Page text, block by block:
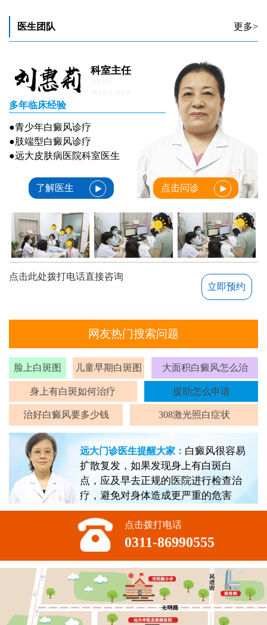
医生团队 更多>
科室主任
多年临床经验
●青少年白癜风诊疗
●肢端型白癜风诊疗
●远大皮肤病医院科室医生
了解医生 点击问诊
点击此处拨打电话直接咨询
立即预约
网友热门搜索问题
脸上白斑图 儿童早期白斑图 大面积白癜风怎么治
身上有白斑如何治疗 援助怎么申请
治好白癜风要多少钱 308激光照白症状
远大门诊医生提醒大家： 白癜风很容易
扩散复发，如果发现身上有白斑白
点，应及早去正规的医院进行检查治
疗，避免对身体造成更严重的危害
点击拨打电话
0311-86990555